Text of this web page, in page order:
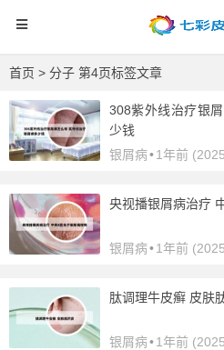
首页 > 分子 第4页标签文章
308紫外线治疗银
少钱
银屑病•1年前
央视播银屑病治疗
银屑病•1年前
肽调理牛皮癣 皮肤
银屑病•1年前